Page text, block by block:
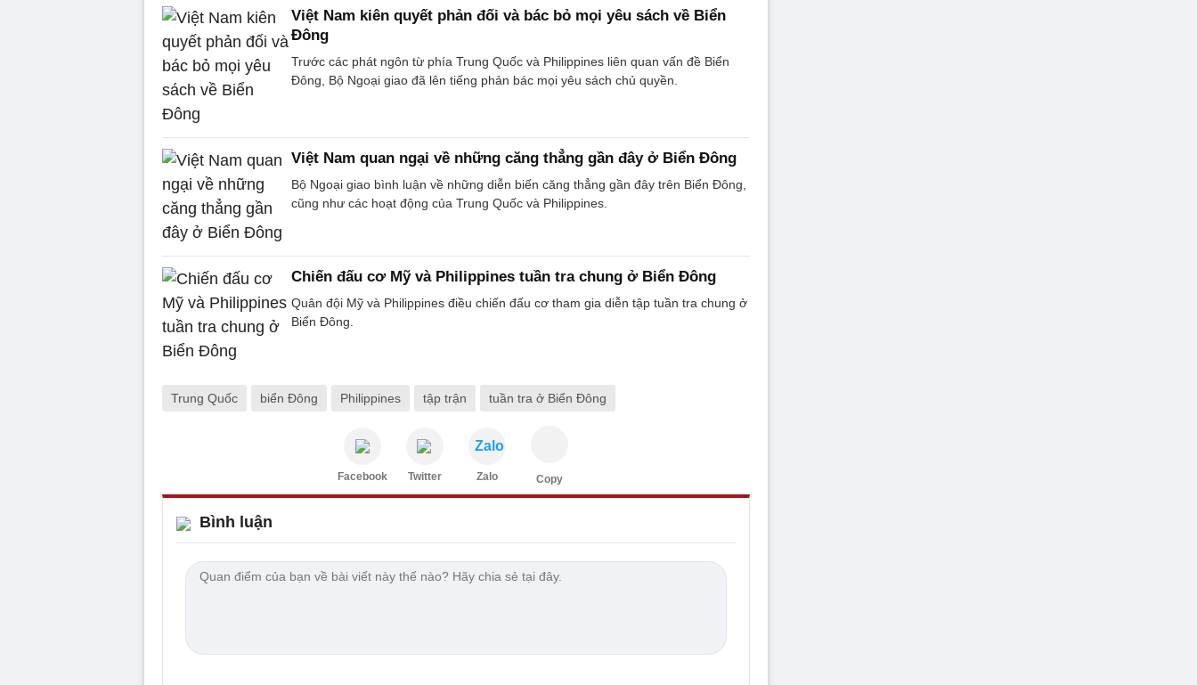
Việt Nam kiên quyết phản đối và bác bỏ mọi yêu sách về Biển
Đông
Trước các phát ngôn từ phía Trung Quốc và Philippines liên quan vấn đề Biển
Đông, Bộ Ngoại giao đã lên tiếng phản bác mọi yêu sách chủ quyền.
Việt Nam quan ngại về những căng thẳng gần đây ở Biển Đông
Bộ Ngoại giao bình luận về những diễn biến căng thẳng gần đây trên Biển Đông,
cũng như các hoạt động của Trung Quốc và Philippines.
Chiến đấu cơ Mỹ và Philippines tuần tra chung ở Biển Đông
Quân đội Mỹ và Philippines điều chiến đấu cơ tham gia diễn tập tuần tra chung ở
Biển Đông.
Trung Quốc biển Đông Philippines tập trận tuần tra ở Biển Đông
Facebook Twitter
Zalo
Zalo Copy
Bình luận